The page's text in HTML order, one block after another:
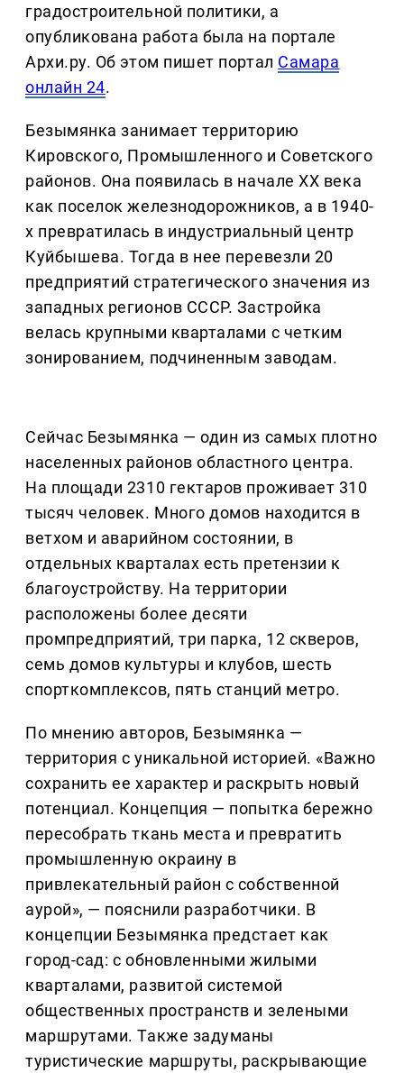
градостроительной политики, а
опубликована работа была на портале
Архи.ру. Об этом пишет портал Самара
онлайн 24.
Безымянка занимает территорию
Кировского, Промышленного и Советского
районов. Она появилась в начале ХХ века
как поселок железнодорожников, а в 1940-
х превратилась в индустриальный центр
Куйбышева. Тогда в нее перевезли 20
предприятий стратегического значения из
западных регионов СССР. Застройка
велась крупными кварталами с четким
зонированием, подчиненным заводам.
Сейчас Безымянка — один из самых плотно
населенных районов областного центра.
На площади 2310 гектаров проживает 310
тысяч человек. Много домов находится в
ветхом и аварийном состоянии, в
отдельных кварталах есть претензии к
благоустройству. На территории
расположены более десяти
промпредприятий, три парка, 12 скверов,
семь домов культуры и клубов, шесть
спорткомплексов, пять станций метро.
По мнению авторов, Безымянка —
территория с уникальной историей. «Важно
сохранить ее характер и раскрыть новый
потенциал. Концепция — попытка бережно
пересобрать ткань места и превратить
промышленную окраину в
привлекательный район с собственной
аурой», — пояснили разработчики. В
концепции Безымянка предстает как
город-сад: с обновленными жилыми
кварталами, развитой системой
общественных пространств и зелеными
маршрутами. Также задуманы
туристические маршруты, раскрывающие